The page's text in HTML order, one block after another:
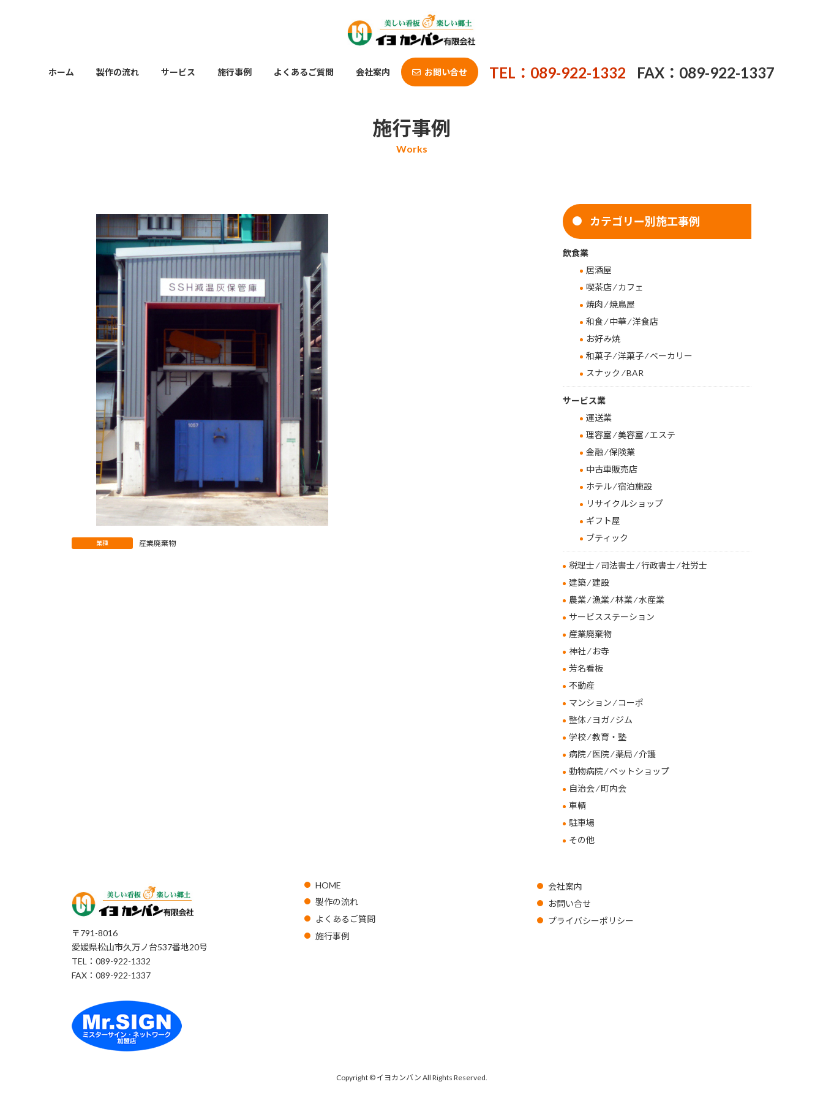
ホーム 製作の流れ サービス 施行事例 よくあるご質問 会社案内 お問い合せ TEL：089-922-1332 FAX：089-922-1337
施行事例
業種 産業廃棄物
カテゴリー別施工事例
飲食業
居酒屋
喫茶店 ⁄ カフェ
焼肉 ⁄ 焼鳥屋
和食 ⁄ 中華 ⁄ 洋食店
お好み焼
和菓子 ⁄ 洋菓子 ⁄ ベーカリー
スナック ⁄ BAR
サービス業
運送業
理容室 ⁄ 美容室 ⁄ エステ
金融 ⁄ 保険業
中古車販売店
ホテル ⁄ 宿泊施設
リサイクルショップ
ギフト屋
ブティック
税理士 ⁄ 司法書士 ⁄ 行政書士 ⁄ 社労士
建築 ⁄ 建設
農業 ⁄ 漁業 ⁄ 林業 ⁄ 水産業
サービスステーション
産業廃棄物
神社 ⁄ お寺
芳名看板
不動産
マンション ⁄ コーポ
整体 ⁄ ヨガ ⁄ ジム
学校 ⁄ 教育・塾
病院 ⁄ 医院 ⁄ 薬局 ⁄ 介護
動物病院 ⁄ ペットショップ
自治会 ⁄ 町内会
車輌
駐車場
その他
〒791-8016
愛媛県松山市久万ノ台537番地20号
TEL：089-922-1332
FAX：089-922-1337
HOME
製作の流れ
よくあるご質問
施行事例
会社案内
お問い合せ
プライバシーポリシー
Copyright © イヨカンバン All Rights Reserved.